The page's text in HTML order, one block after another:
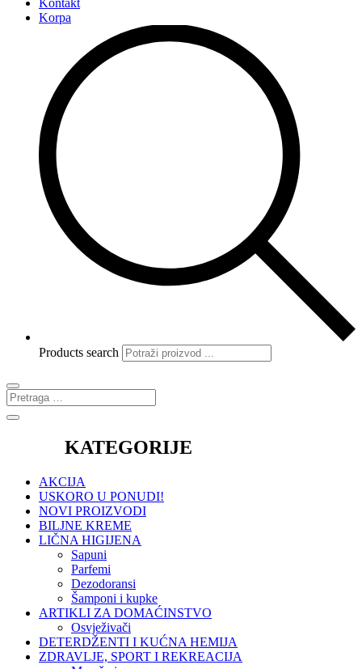
Kontakt
Korpa
Products search
KATEGORIJE
AKCIJA
USKORO U PONUDI!
NOVI PROIZVODI
BILJNE KREME
LIČNA HIGIJENA
Sapuni
Parfemi
Dezodoransi
Šamponi i kupke
ARTIKLI ZA DOMAĆINSTVO
Osvježivači
DETERDŽENTI I KUĆNA HEMIJA
ZDRAVLJE, SPORT I REKREACIJA